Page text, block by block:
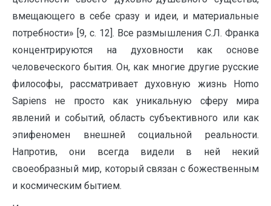
вмещающего в себе сразу и идеи, и материальные
потребности» [9, с. 12]. Все размышления С.Л. Франка
концентрируются на духовности как основе
человеческого бытия. Он, как многие другие русские
философы, рассматривает духовную жизнь Homo
Sapiens не просто как уникальную сферу мира
явлений и событий, область субъективного или как
эпифеномен внешней социальной реальности.
Напротив, они всегда видели в ней некий
своеобразный мир, который связан с божественным
и космическим бытием.